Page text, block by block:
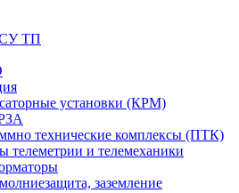
ТП
установки (КРМ)
технические комплексы (ПТК)
телеметрии и телемеханики
заземление